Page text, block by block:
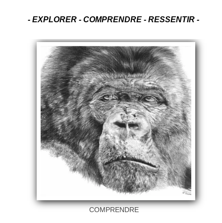
Français
- EXPLORER - COMPRENDRE - RESSENTIR -
COMPRENDRE